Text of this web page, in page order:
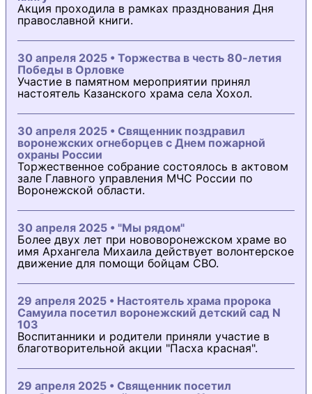
Акция проходила в рамках празднования Дня
православной книги.
30 апреля 2025 • Торжества в честь 80-летия
Победы в Орловке
Участие в памятном мероприятии принял
настоятель Казанского храма села Хохол.
30 апреля 2025 • Священник поздравил
воронежских огнеборцев с Днем пожарной
охраны России
Торжественное собрание состоялось в актовом
зале Главного управления МЧС России по
Воронежской области.
30 апреля 2025 • "Мы рядом"
Более двух лет при нововоронежском храме во
имя Архангела Михаила действует волонтерское
движение для помощи бойцам СВО.
29 апреля 2025 • Настоятель храма пророка
Самуила посетил воронежский детский сад N
103
Воспитанники и родители приняли участие в
благотворительной акции "Пасха красная".
29 апреля 2025 • Священник посетил